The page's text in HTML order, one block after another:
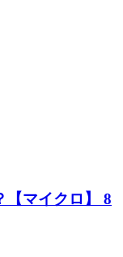
【マイクロ】 8